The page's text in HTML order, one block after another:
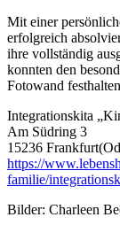
Mit einer
erfolgreich
ihre vollständig
konnten den
Fotowand
Integrationskita
Am Südring 3
15236
https://
familie/
Bilder: Charleen